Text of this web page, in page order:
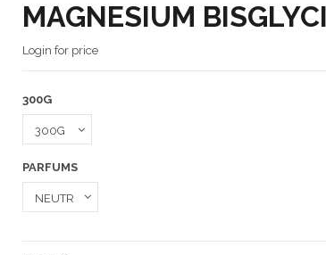
MAGNESIUM
Login for price
300G
PARFUMS